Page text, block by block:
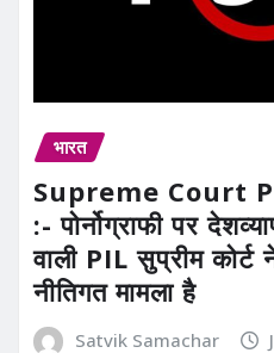
भारत
Supreme Court
:- पोर्नोग्राफी पर
वाली PIL सुप्रीम
नीतिगत मामला है
Satvik Samachar